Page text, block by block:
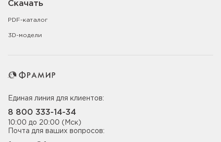
Скачать
PDF-каталог
3D-модели
Единая линия для клиентов:
8 800 333-14-34
10:00 до 20:00 (Мск)
Почта для ваших вопросов: